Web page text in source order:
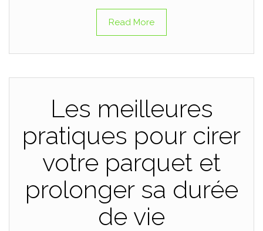
Read More
Les meilleures
pratiques pour cirer
votre parquet et
prolonger sa durée
de vie